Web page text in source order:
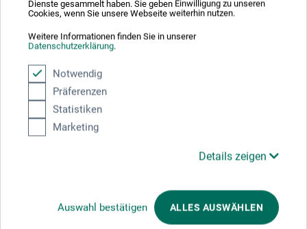
Dienste gesammelt haben. Sie geben Einwilligung zu unseren
Cookies, wenn Sie unsere Webseite weiterhin nutzen.
Weitere Informationen finden Sie in unserer
Datenschutzerklärung.
Notwendig
Präferenzen
Statistiken
Marketing
Details zeigen
Auswahl bestätigen ALLES AUSWÄHLEN
PLZ*
Stadt
E-mail
Telefonnummer*